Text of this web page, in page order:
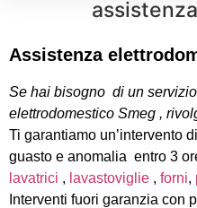
Assistenza
Se hai bisogno di un
elettrodomestico Smeg ,
Ti garantiamo un’intervento
guasto e anomalia entro 3
lavatrici , lavastoviglie , forni,
Interventi fuori garanzia con